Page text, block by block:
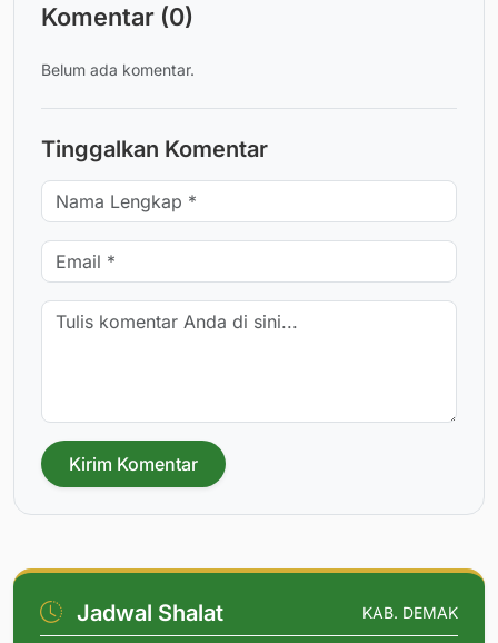
Komentar (0)
Belum ada komentar.
Tinggalkan Komentar
Kirim Komentar
Jadwal Shalat KAB. DEMAK